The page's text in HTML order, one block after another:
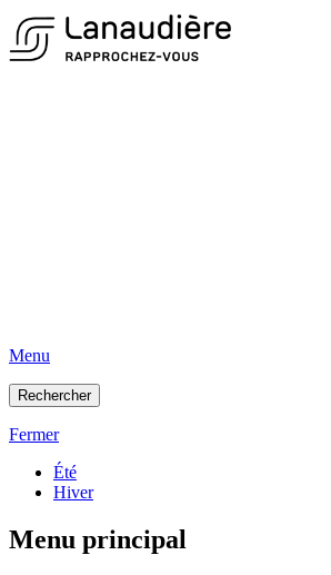
Menu
Rechercher
Fermer
Été
Hiver
Menu principal